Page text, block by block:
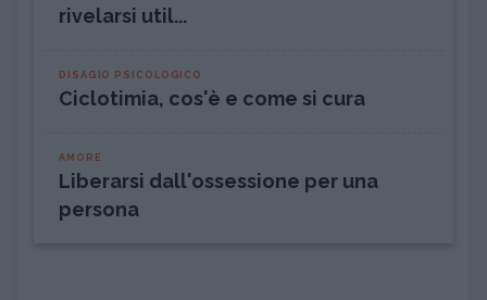
rivelarsi util...
DISAGIO PSICOLOGICO
Ciclotimia, cos'è e come si cura
AMORE
Liberarsi dall'ossessione per una
persona